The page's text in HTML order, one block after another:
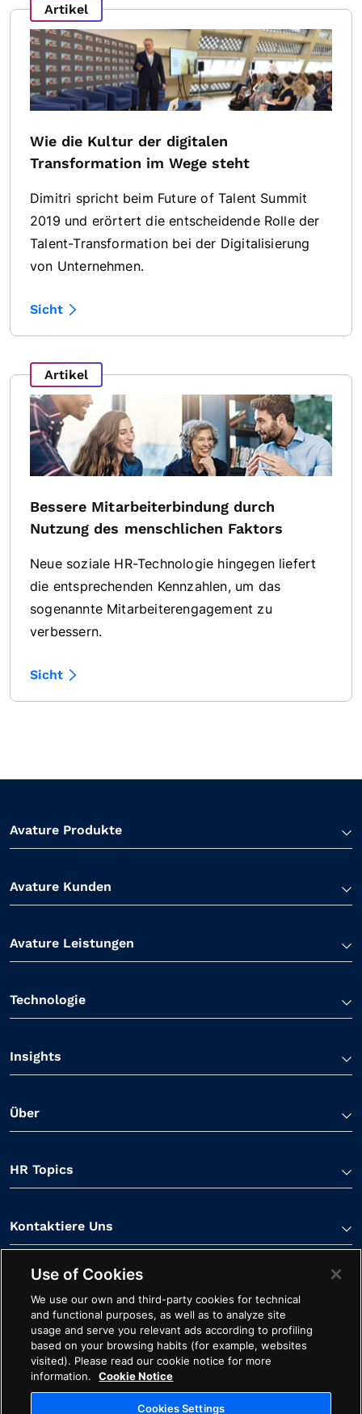
Artikel
Wie die Kultur der digitalen
Transformation im Wege steht
Dimitri spricht beim Future of Talent Summit
2019 und erörtert die entscheidende Rolle der
Talent-Transformation bei der Digitalisierung
von Unternehmen.
Sicht
Artikel
Bessere Mitarbeiterbindung durch
Nutzung des menschlichen Faktors
Neue soziale HR-Technologie hingegen liefert
die entsprechenden Kennzahlen, um das
sogenannte Mitarbeiterengagement zu
verbessern.
Sicht
Avature Produkte
Avature Kunden
Avature Leistungen
Technologie
Insights
Über
HR Topics
Kontaktiere Uns
Linkedin Verknüpfung
Spotify Verknüpfung
Youtube Verknüpfung
Apple Podcasts
Facebook
Cookie-Hinweis Impressum
Ethik
Datenschutz Rechtliches
Use of Cookies
We use our own and third-party cookies for technical
and functional purposes, as well as to analyze site
usage and serve you relevant ads according to profiling
based on your browsing habits (for example, websites
visited). Please read our cookie notice for more
information.
Cookie Notice
Cookies Settings